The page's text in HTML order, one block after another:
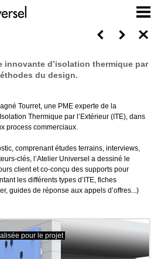
innovante d’isolation thermique par
du design.
Tourret, une PME experte de la
Thermique par l’Extérieur (ITE), dans
process commerciaux.
comprenant études terrains, interviews,
clés, l’Atelier Universel a dessiné le
client et co-conçu des supports pour
les différents types d’ITE, fiches
guides de réponse aux appels d’offres...)
pour le projet